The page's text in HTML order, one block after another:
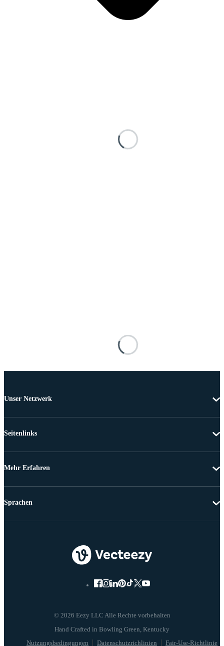
Unser Netzwerk
Seitenlinks
Mehr Erfahren
© 2026 Eezy LLC Alle Rechte vorbehalten
Nutzungsbedingungen Datenschutzrichlinien Fair-Use-Richtlinie
Sprachen